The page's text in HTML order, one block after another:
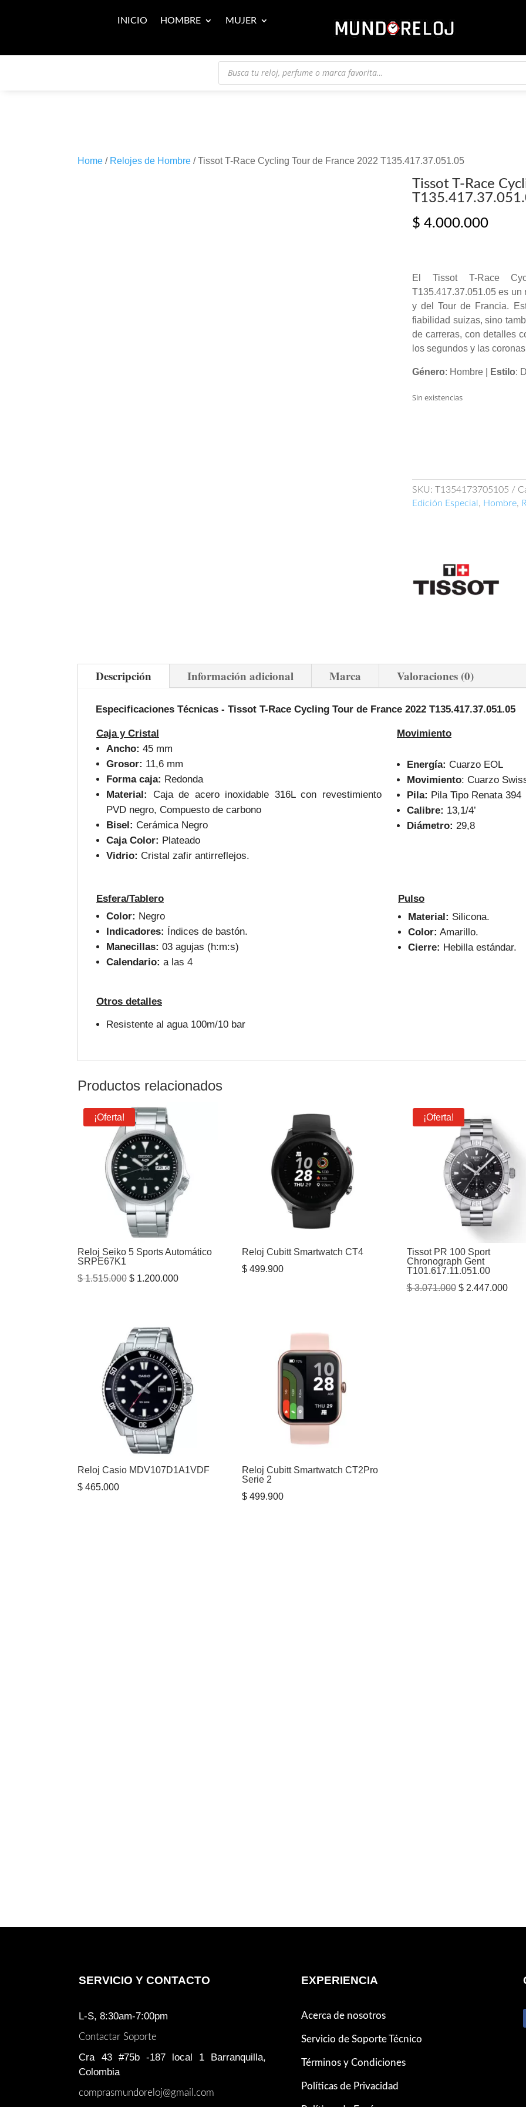
INICIO HOMBRE MUJER
Búsqueda
productos
Home / Relojes de Hombre / Tissot T-Race Cycling Tour de France 2022 T135.417.37.051.05
Tissot T-Race
$ 4.000.000
El Tissot T-Race
T135.417.37.051.05 es
y del Tour de Francia.
fiabilidad suizas, sino
de carreras, con detalles
los segundos y las
Género: Hombre | Estilo:
Sin existencias
SKU: T1354173705105
Edición Especial , Hombre,
Descripción Información adicional Marca Valoraciones (0)
Especificaciones Técnicas - Tissot T-Race Cycling Tour de France 2022 T135.417.37.051.05
Caja y Cristal
Movimiento
Ancho: 45 mm
Grosor: 11,6 mm
Forma caja: Redonda
Material:
Caja de acero inoxidable 316L con revestimiento
PVD negro, Compuesto de carbono
Bisel: Cerámica Negro
Caja Color: Plateado
Vidrio: Cristal zafir antirreflejos.
Energía: Cuarzo EOL
Movimiento: Cuarzo
Pila: Pila Tipo Renata 394
Calibre: 13,1/4’
Diámetro: 29,8
Esfera/Tablero
Pulso
Color: Negro
Indicadores: Índices de bastón.
Manecillas: 03 agujas (h:m:s)
Calendario: a las 4
Material: Silicona.
Color: Amarillo.
Cierre: Hebilla estándar.
Otros detalles
Resistente al agua 100m/10 bar
Productos relacionados
¡Oferta!
Reloj Seiko 5 Sports Automático
SRPE67K1
$1.515.000 El
$ 1.515.000.
$ 1.200.000El
Reloj Cubitt Smartwatch CT4
$ 499.900
¡Oferta!
Tissot PR 100 Sport
Chronograph Gent
T101.617.11.051.00
$3.071.000 El
$2.447.000El
Reloj Casio MDV107D1A1VDF
$ 465.000
Reloj Cubitt Smartwatch CT2Pro
Serie 2
$ 499.900
SERVICIO Y CONTACTO
L-S, 8:30am-7:00pm
Contactar Soporte
Cra 43 #75b -187 local 1 Barranquilla,
Colombia
comprasmundoreloj@gmail.com
EXPERIENCIA
Acerca de nosotros
Servicio de Soporte Técnico
Términos y Condiciones
Políticas de Privacidad